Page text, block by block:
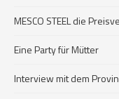
MESCO STEEL die
Eine Party für Mütter
Interview mit dem